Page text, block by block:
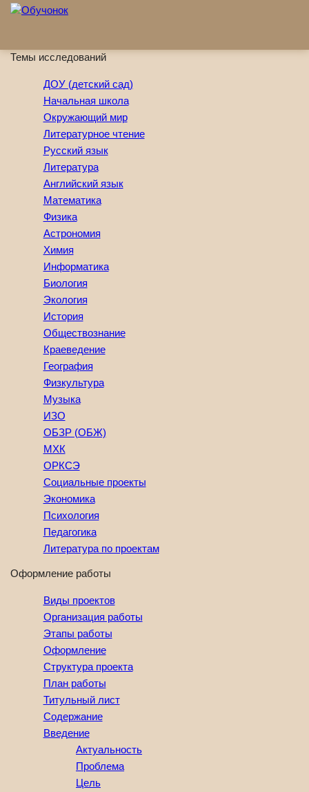
Перейти к основному содержанию
Темы исследований
ДОУ (детский сад)
Начальная школа
Окружающий мир
Литературное чтение
Русский язык
Литература
Английский язык
Математика
Физика
Астрономия
Химия
Информатика
Биология
Экология
История
Обществознание
Краеведение
География
Физкультура
Музыка
ИЗО
ОБЗР (ОБЖ)
МХК
ОРКСЭ
Социальные проекты
Экономика
Психология
Педагогика
Литература по проектам
Оформление работы
Виды проектов
Организация работы
Этапы работы
Оформление
Структура проекта
План работы
Титульный лист
Содержание
Введение
Актуальность
Проблема
Цель